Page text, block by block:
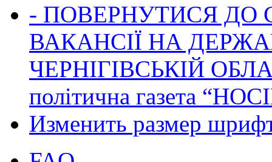
- ПОВЕРНУТИСЯ ДО
ВАКАНСІЇ НА
ЧЕРНІГІВСЬКІЙ
політична газета
Изменить размер